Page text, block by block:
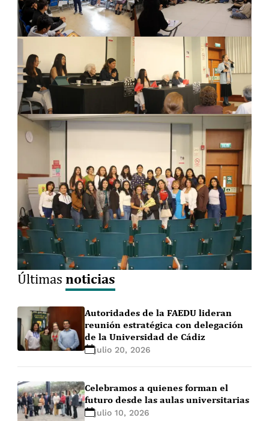
Últimasnoticias
Autoridades de la FAEDU lideran
reunión estratégica con delegación
de la Universidad de Cádiz
julio 20, 2026
Celebramos a quienes forman el
futuro desde las aulas universitarias
julio 10, 2026